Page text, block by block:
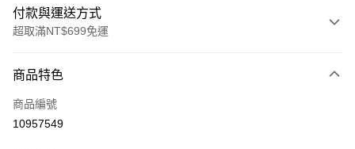
付款與運送方式
超取滿NT$699免運
信用卡一次付款
超商取貨付款
商品特色
商品編號
10957549